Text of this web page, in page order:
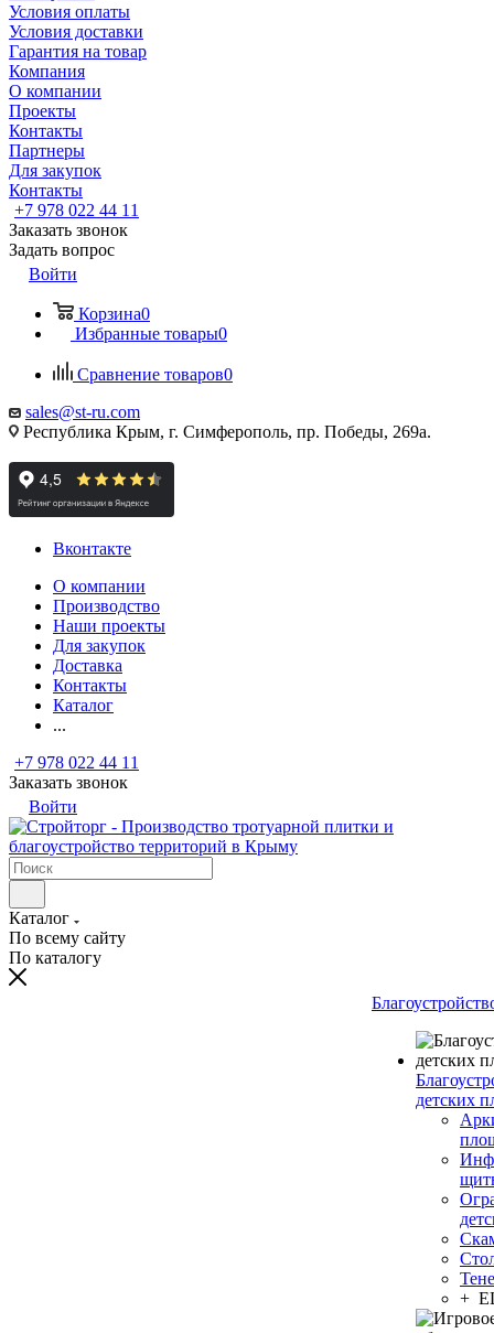
Условия оплаты
Условия доставки
Гарантия на товар
Компания
О компании
Проекты
Контакты
Партнеры
Для закупок
Контакты
+7 978 022 44 11
Заказать звонок
Задать вопрос
Войти
Корзина0
Избранные товары0
Сравнение товаров0
sales@st-ru.com
Республика Крым, г. Симферополь, пр. Победы, 269а.
Вконтакте
О компании
Производство
Наши проекты
Для закупок
Доставка
Контакты
Каталог
...
+7 978 022 44 11
Заказать звонок
Войти
Каталог
По всему сайту
По каталогу
детских
+